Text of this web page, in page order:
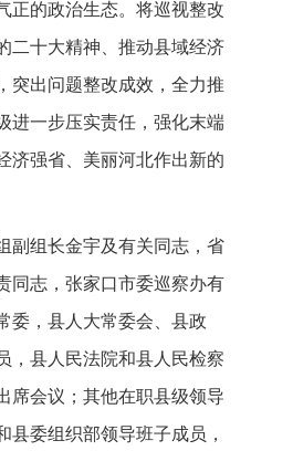
正的政治生态。将巡视整改
二十大精神、推动县域经济
突出问题整改成效，全力推
进一步压实责任，强化末端
济强省、美丽河北作出新的
副组长金宇及有关同志，省
同志，张家口市委巡察办有
委，县人大常委会、县政
，县人民法院和县人民检察
席会议；其他在职县级领导
县委组织部领导班子成员，